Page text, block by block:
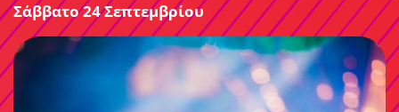
Σάββατο 24 Σεπτεμβρίου